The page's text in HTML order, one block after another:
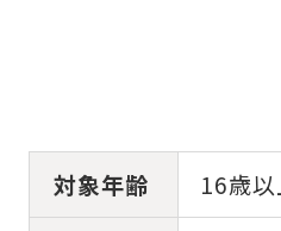
トピックス
対象年齢
16歳